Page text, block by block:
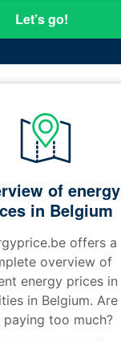
Let’s go!
of energy
in Belgium
offers a
overview of
energy prices in
in Belgium. Are
paying too much?